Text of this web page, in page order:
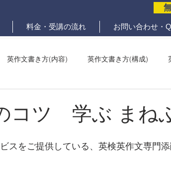
料金・受講の流れ お問い合わせ・
英作文書き方(内容) 英作文書き方(構成)
コツ 学ぶ まね
スをご提供している、英検英作文専門